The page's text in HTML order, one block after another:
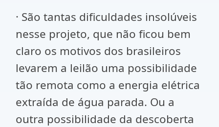
· São tantas dificuldades insolúveis
nesse projeto, que não ficou bem
claro os motivos dos brasileiros
levarem a leilão uma possibilidade
tão remota como a energia elétrica
extraída de água parada. Ou a
outra possibilidade da descoberta